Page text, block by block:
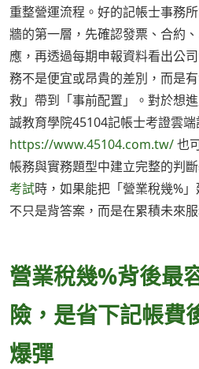
重整營運流程。好的記帳士事務
牆的第一層，先確認發票、合約
應，再透過每期申報資料看出公
務不是便宜或昂貴的差別，而是
救」帶到「事前配置」。對於想
誠教育學院45104記帳士考證雲端
https://www.45104.com.tw/也
帳務與實務題型中建立完整的判
考試時，如果能把「營業稅幾%
不只是背答案，而是在累積未來
營業稅幾%背後最
險，是省下記帳費
爆彈